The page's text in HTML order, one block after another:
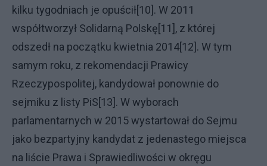
kilku tygodniach je opuścił[10]. W 2011
współtworzył Solidarną Polskę[11], z której
odszedł na początku kwietnia 2014[12]. W tym
samym roku, z rekomendacji Prawicy
Rzeczypospolitej, kandydował ponownie do
sejmiku z listy PiS[13]. W wyborach
parlamentarnych w 2015 wystartował do Sejmu
jako bezpartyjny kandydat z jedenastego miejsca
na liście Prawa i Sprawiedliwości w okręgu